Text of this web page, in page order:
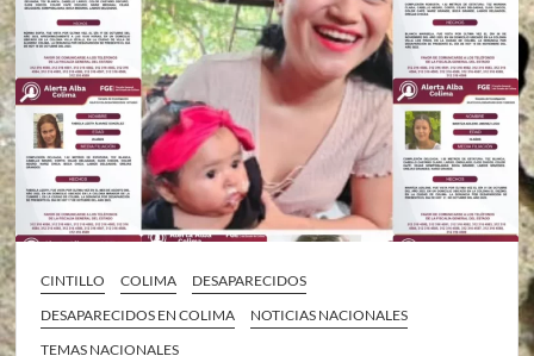
CINTILLO COLIMA
DESAPARECIDOS
DESAPARECIDOS EN COLIMA
NOTICIAS NACIONALES
TEMAS NACIONALES